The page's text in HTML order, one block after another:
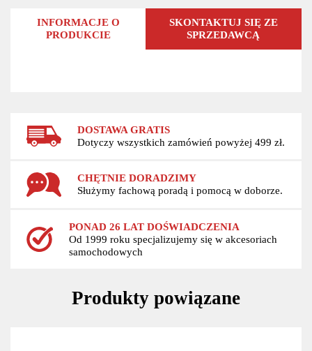
INFORMACJE O
PRODUKCIE
SKONTAKTUJ SIĘ ZE
SPRZEDAWCĄ
DOSTAWA GRATIS
Dotyczy wszystkich zamówień powyżej 499 zł.
CHĘTNIE DORADZIMY
Służymy fachową poradą i pomocą w doborze.
PONAD 26 LAT DOŚWIADCZENIA
Od 1999 roku specjalizujemy się w akcesoriach
samochodowych
Produkty powiązane